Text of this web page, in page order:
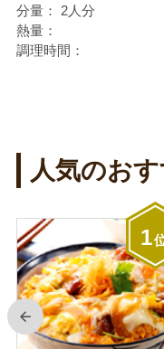
分量：
2人分
熱量：
調理時間：
人気のお
前
1